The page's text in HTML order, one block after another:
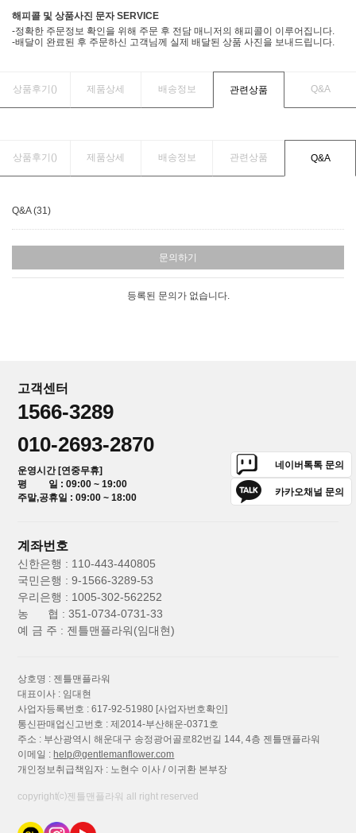
해피콜 및 상품사진 문자 SERVICE
-정확한 주문정보 확인을 위해 주문 후 전담 매니저의 해피콜이 이루어집니다.
-배달이 완료된 후 주문하신 고객님께 실제 배달된 상품 사진을 보내드립니다.
상품후기() 제품상세 배송정보 관련상품 Q&A
상품후기() 제품상세 배송정보 관련상품 Q&A
Q&A (31)
문의하기
등록된 문의가 없습니다.
고객센터
1566-3289
010-2693-2870
운영시간 [연중무휴]
평 일 : 09:00 ~ 19:00
주말,공휴일 : 09:00 ~ 18:00
네이버톡톡 문의
카카오채널 문의
계좌번호
신한은행 : 110-443-440805
국민은행 : 9-1566-3289-53
우리은행 : 1005-302-562252
농 협 : 351-0734-0731-33
예 금 주 : 젠틀맨플라워(임대현)
상호명 : 젠틀맨플라워
대표이사 : 임대현
사업자등록번호 : 617-92-51980 [사업자번호확인]
통신판매업신고번호 : 제2014-부산해운-0371호
주소 : 부산광역시 해운대구 송정광어골로82번길 144, 4층 젠틀맨플라워
이메일 : help@gentlemanflower.com
개인정보취급책임자 : 노현수 이사 / 이귀환 본부장
copyright⒞젠틀맨플라워 all right reserved